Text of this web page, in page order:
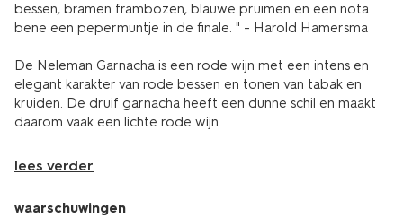
bessen, bramen frambozen, blauwe pruimen en een nota
bene een pepermuntje in de finale. " - Harold Hamersma
De Neleman Garnacha is een rode wijn met een intens en
elegant karakter van rode bessen en tonen van tabak en
kruiden. De druif garnacha heeft een dunne schil en maakt
daarom vaak een lichte rode wijn.
lees verder
waarschuwingen